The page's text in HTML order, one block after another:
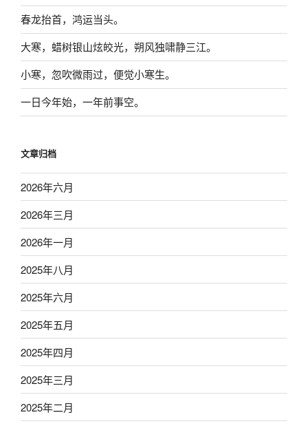
春龙抬首，鸿运当头。
大寒，蜡树银山炫皎光，朔风独啸静三江。
小寒，忽吹微雨过，便觉小寒生。
一日今年始，一年前事空。
文章归档
2026年六月
2026年三月
2026年一月
2025年八月
2025年六月
2025年五月
2025年四月
2025年三月
2025年二月